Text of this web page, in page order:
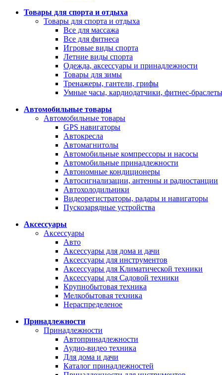
Товары для спорта и отдыха
Товары для спорта и отдыха
Все для массажа
Все для фитнеса
Игровые виды спорта
Летние виды спорта
Одежда, аксессуары и принадлежности
Товары для зимы
Тренажеры, гантели, грифы
Умные часы, кардиодатчики, фитнес-браслеты
Автомобильные товары
Автомобильные товары
GPS навигаторы
Автокресла
Автомагнитолы
Автомобильные компрессоры и насосы
Автомобильные принадлежности
Автономные кондиционеры
Автосигнализации, антенны и радиостанции
Автохолодильники
Видеорегистраторы, радары и навигаторы
Пускозарядные устройства
Аксессуары
Аксессуары
Авто
Аксессуары для дома и дачи
Аксессуары для инструментов
Аксессуары для Климатической техники
Аксессуары для Садовой техники
Крупнобытовая техника
Мелкобытовая техника
Нераспределеное
Принадлежности
Принадлежности
Автопринадлежности
Аудио-видео техника
Для дома и дачи
Каталог принадлежностей